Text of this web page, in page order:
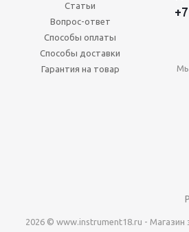
Статьи
Вопрос-ответ
Способы оплаты
Способы доставки
Гарантия на товар
Мы
2026 © www.instrument18.ru - Магазин